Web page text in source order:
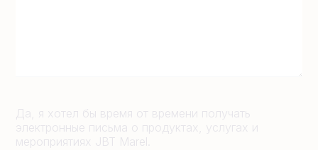
Да, я хотел бы время от времени получать
электронные письма о продуктах, услугах и
мероприятиях JBT Marel.